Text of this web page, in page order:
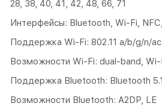
28, 38, 40, 41, 42, 48, 66, 71
Интерфейсы: Bluetooth, Wi-Fi,
Поддержка Wi-Fi: 802.11 a/b/g/n/ac
Возможности Wi-Fi: dual-band,
Поддержка Bluetooth: Bluetooth 5.1
Возможности Bluetooth: A2DP, LE